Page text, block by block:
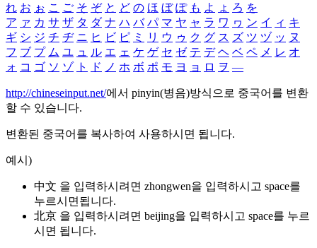
れ お ぉ こ ご そ ぞ と ど の ほ ぼ ぽ も よ ょ ろ を
ア ァ カ サ ザ タ ダ ナ ハ バ パ マ ヤ ャ ラ ワ ヮ ン イ ィ キ
ギ シ ジ チ ヂ ニ ヒ ビ ピ ミ リ ウ ゥ ク グ ス ズ ツ ヅ ッ ヌ
フ ブ プ ム ユ ュ ル エ ェ ケ ゲ セ ゼ テ デ ヘ ベ ペ メ レ オ
ォ コ ゴ ソ ゾ ト ド ノ ホ ボ ポ モ ヨ ョ ロ ヲ ―
http://chineseinput.net/에서 pinyin(병음)방식으로 중국어를 변환
할 수 있습니다.
변환된 중국어를 복사하여 사용하시면 됩니다.
예시)
中文 을 입력하시려면 zhongwen을 입력하시고 space를
누르시면됩니다.
北京 을 입력하시려면 beijing을 입력하시고 space를 누르
시면 됩니다.